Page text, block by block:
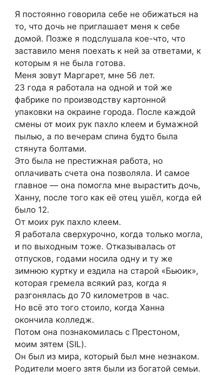
Я постоянно говорила себе не обижаться на
то, что дочь не приглашает меня к себе
домой. Позже я подслушала кое-что, что
заставило меня поехать к ней за ответами, к
которым я не была готова.
Меня зовут Маргарет, мне 56 лет.
23 года я работала на одной и той же
фабрике по производству картонной
упаковки на окраине города. После каждой
смены от моих рук пахло клеем и бумажной
пылью, а по вечерам спина будто была
стянута болтами.
Это была не престижная работа, но
оплачивать счета она позволяла. И самое
главное — она помогла мне вырастить дочь,
Ханну, после того как её отец ушёл, когда ей
было 12.
От моих рук пахло клеем.
Я работала сверхурочно, когда только могла,
и по выходным тоже. Отказывалась от
отпусков, годами носила одну и ту же
зимнюю куртку и ездила на старой «Бьюик»,
которая гремела всякий раз, когда я
разгонялась до 70 километров в час.
Но всё это того стоило, когда Ханна
окончила колледж.
Потом она познакомилась с Престоном,
моим зятем (SIL).
Он был из мира, который был мне незнаком.
Родители моего зятя были из богатой семьи.